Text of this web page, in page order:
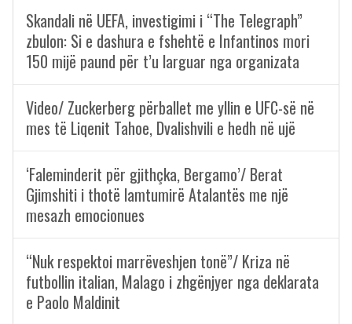
Skandali në UEFA, investigimi i “The Telegraph”
zbulon: Si e dashura e fshehtë e Infantinos mori
150 mijë paund për t’u larguar nga organizata
Video/ Zuckerberg përballet me yllin e UFC-së në
mes të Liqenit Tahoe, Dvalishvili e hedh në ujë
‘Faleminderit për gjithçka, Bergamo’/ Berat
Gjimshiti i thotë lamtumirë Atalantës me një
mesazh emocionues
“Nuk respektoi marrëveshjen tonë”/ Kriza në
futbollin italian, Malago i zhgënjyer nga deklarata
e Paolo Maldinit